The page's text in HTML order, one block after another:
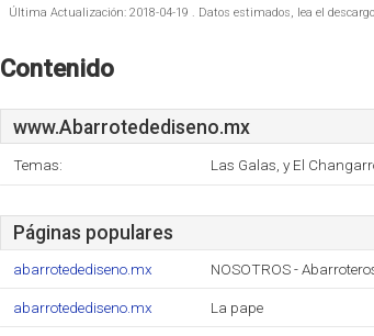
Última Actualización: 2018-04-19 . Datos estimados, lea el
Contenido
www.Abarrotedediseno.mx
Temas: Las Galas, y El
Páginas populares
abarrotedediseno.mx NOSOTROS -
abarrotedediseno.mx La pape